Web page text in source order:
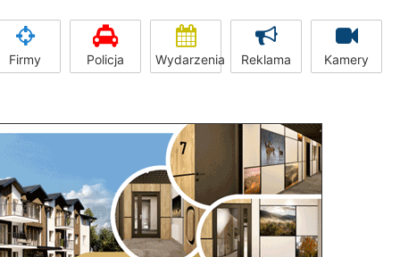
Firmy Policja Wydarzenia Reklama Kamery